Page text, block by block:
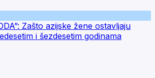
Zašto azijske žene ostavljaju
i šezdesetim godinama